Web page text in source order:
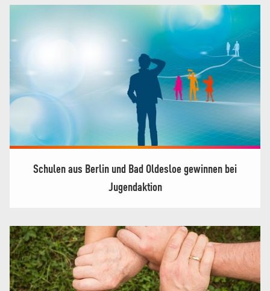
Schulen aus Berlin und Bad Oldesloe gewinnen bei
Jugendaktion